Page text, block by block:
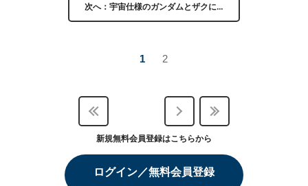
次へ：宇宙仕様のガンダムとザクに…
1 2
新規無料会員登録はこちらから
ログイン／無料会員登録